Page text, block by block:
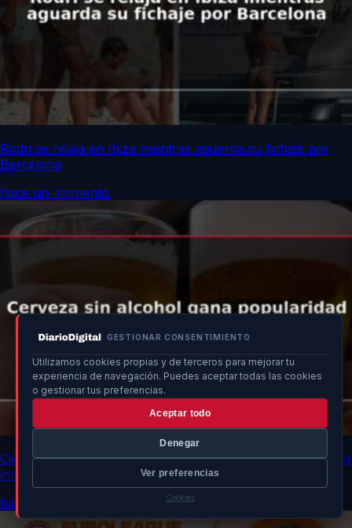
GESTIONAR CONSENTIMIENTO
Utilizamos cookies propias y de terceros para mejorar tu
experiencia de navegación. Puedes aceptar todas las cookies
o gestionar tus preferencias.
Aceptar todo
Denegar
Ver preferencias
Cookies
Rodri se relaja en Ibiza mientras aguarda su fichaje por
Barcelona
hace un momento
Cerveza sin alcohol gana popularidad en España en su día
internacional
hace un momento